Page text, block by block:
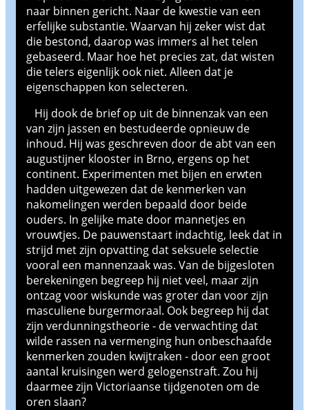
naar binnen gericht. Naar de kwestie van een
erfelijke substantie. Waarvan hij zeker wist dat
die bestond, daarop was immers al het telen
gebaseerd. Maar hoe het precies zat, dat wisten
die telers eigenlijk ook niet. Alleen dat je
eigenschappen kon selecteren.
Hij dook de brief op uit de binnenzak van een
van zijn jassen en bestudeerde opnieuw de
inhoud. Hij was geschreven door de abt van een
augustijner klooster in Brno, ergens op het
continent. Experimenten met bijen en erwten
hadden uitgewezen dat de kenmerken van
nakomelingen werden bepaald door beide
ouders. In gelijke mate door mannetjes en
vrouwtjes. De pauwenstaart indachtig, leek dat in
strijd met zijn opvatting dat seksuele selectie
vooral een mannenzaak was. Van de bijgesloten
berekeningen begreep hij niet veel, maar zijn
ontzag voor wiskunde was groter dan voor zijn
masculiene burgermoraal. Ook begreep hij dat
zijn verdunningstheorie - de verwachting dat
wilde rassen na vermenging hun onbeschaafde
kenmerken zouden kwijtraken - door een groot
aantal kruisingen werd gelogenstraft. Zou hij
daarmee zijn Victoriaanse tijdgenoten om de
oren slaan?